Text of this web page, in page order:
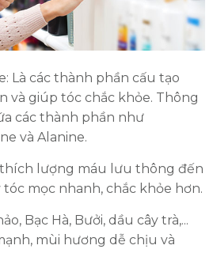
Là các thành phần cấu tạo
và giúp tóc chắc khỏe. Thông
các thành phần như
và Alanine.
thích lượng máu lưu thông đến
mọc nhanh, chắc khỏe hơn.
Bạc Hà, Bưởi, dầu cây trà,...
mùi hương dễ chịu và